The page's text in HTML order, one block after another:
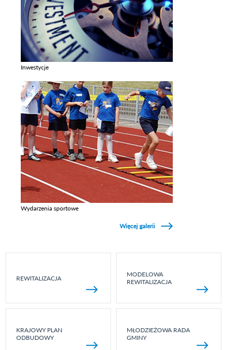
Inwestycje
Wydarzenia sportowe
Więcej galerii
REWITALIZACJA
MODELOWA
REWITALIZACJA
KRAJOWY PLAN
ODBUDOWY
MŁODZIEŻOWA RADA
GMINY